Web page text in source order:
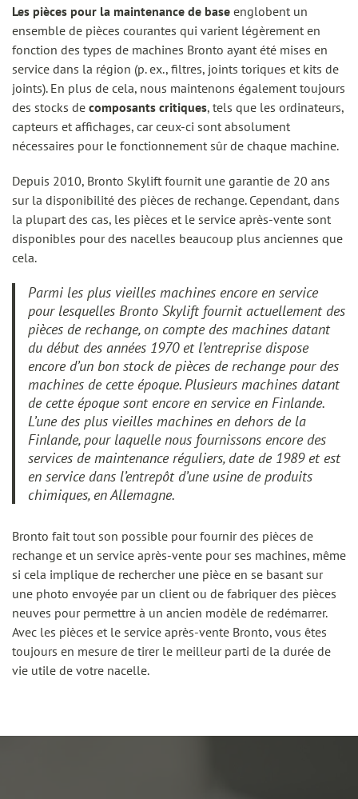
Les pièces pour la maintenance de base englobent un
ensemble de pièces courantes qui varient légèrement en
fonction des types de machines Bronto ayant été mises en
service dans la région (p. ex., filtres, joints toriques et kits de
joints). En plus de cela, nous maintenons également toujours
des stocks de composants critiques, tels que les ordinateurs,
capteurs et affichages, car ceux-ci sont absolument
nécessaires pour le fonctionnement sûr de chaque machine.
Depuis 2010, Bronto Skylift fournit une garantie de 20 ans
sur la disponibilité des pièces de rechange. Cependant, dans
la plupart des cas, les pièces et le service après-vente sont
disponibles pour des nacelles beaucoup plus anciennes que
cela.
Parmi les plus vieilles machines encore en service
pour lesquelles Bronto Skylift fournit actuellement des
pièces de rechange, on compte des machines datant
du début des années 1970 et l’entreprise dispose
encore d’un bon stock de pièces de rechange pour des
machines de cette époque. Plusieurs machines datant
de cette époque sont encore en service en Finlande.
L’une des plus vieilles machines en dehors de la
Finlande, pour laquelle nous fournissons encore des
services de maintenance réguliers, date de 1989 et est
en service dans l’entrepôt d’une usine de produits
chimiques, en Allemagne.
Bronto fait tout son possible pour fournir des pièces de
rechange et un service après-vente pour ses machines, même
si cela implique de rechercher une pièce en se basant sur
une photo envoyée par un client ou de fabriquer des pièces
neuves pour permettre à un ancien modèle de redémarrer.
Avec les pièces et le service après-vente Bronto, vous êtes
toujours en mesure de tirer le meilleur parti de la durée de
vie utile de votre nacelle.